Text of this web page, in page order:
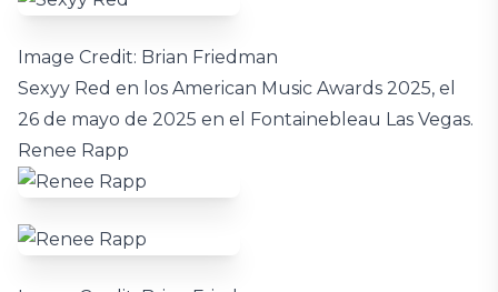
Image Credit: Brian Friedman
Sexyy Red en los American Music Awards 2025, el
26 de mayo de 2025 en el Fontainebleau Las Vegas.
Renee Rapp